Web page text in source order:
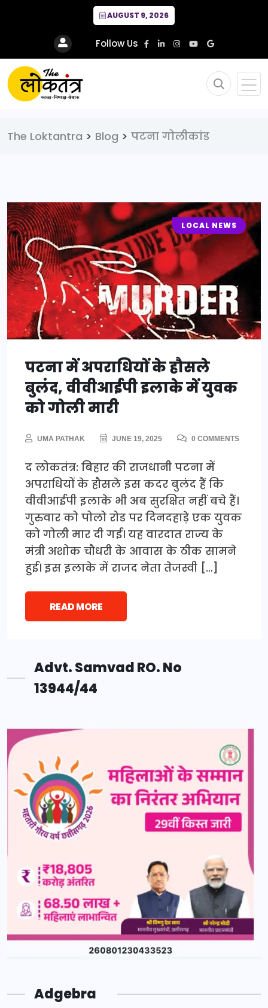
AUGUST 9, 2026
Follow Us
The Loktantra > Blog > पटना गोलीकांड
CRIME
LOCAL NEWS
पटना में अपराधियों के हौसले
बुलंद, वीवीआईपी इलाके में युवक
को गोली मारी
UMA PATHAK JUNE 19, 2025 0 COMMENTS
द लोकतंत्र: बिहार की राजधानी पटना में
अपराधियों के हौसले इस कदर बुलंद हैं कि
वीवीआईपी इलाके भी अब सुरक्षित नहीं बचे हैं।
गुरुवार को पोलो रोड पर दिनदहाड़े एक युवक
को गोली मार दी गई। यह वारदात राज्य के
मंत्री अशोक चौधरी के आवास के ठीक सामने
हुई। इस इलाके में राजद नेता तेजस्वी […]
READ MORE
Advt. Samvad RO. No
13944/44
Adgebra